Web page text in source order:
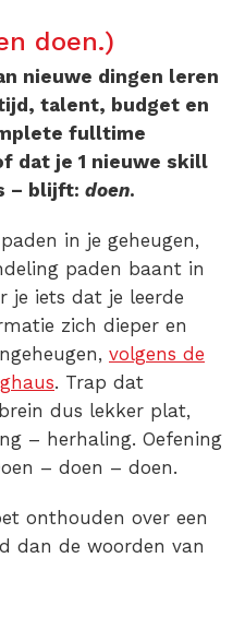
doen.)
nieuwe dingen leren
talent, budget en
fulltime
dat je 1 nieuwe skill
– blijft: doen.
in je geheugen,
paden baant in
je iets dat je leerde
zich dieper en
volgens de
. Trap dat
dus lekker plat,
– herhaling. Oefening
– doen – doen.
onthouden over een
dan de woorden van